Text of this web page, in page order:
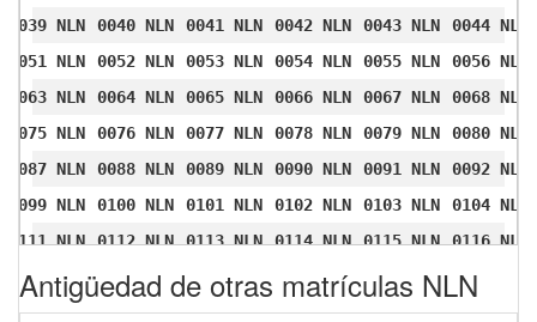
0039 NLN
0040 NLN 0041 NLN 0042 NLN 0043 NLN
0044 NLN
0051 NLN
0052 NLN 0053 NLN 0054 NLN 0055 NLN
0056 NLN
0063 NLN
0064 NLN 0065 NLN 0066 NLN 0067 NLN
0068 NLN
0075 NLN
0076 NLN 0077 NLN 0078 NLN 0079 NLN
0080 NLN
0087 NLN
0088 NLN 0089 NLN 0090 NLN 0091 NLN
0092 NLN
0099 NLN
0100 NLN 0101 NLN 0102 NLN 0103 NLN
0104 NLN
0111 NLN
0112 NLN 0113 NLN 0114 NLN 0115 NLN
0116 NLN
0123 NLN
0124 NLN 0125 NLN 0126 NLN 0127 NLN
0128 NLN
0135 NLN
0136 NLN 0137 NLN 0138 NLN 0139 NLN
0140 NLN
Antigüedad de otras matrículas NLN